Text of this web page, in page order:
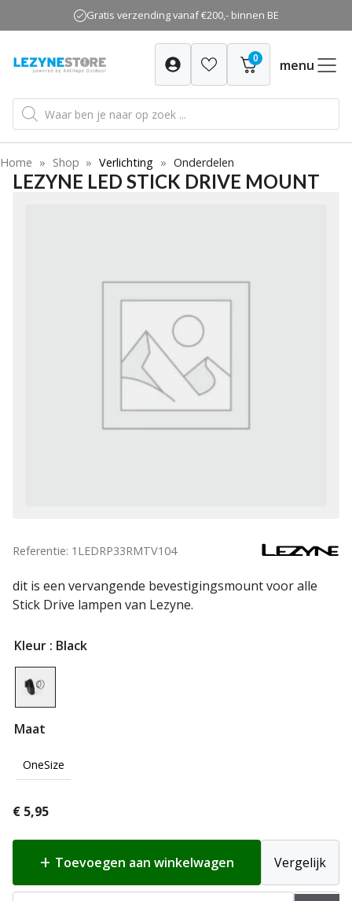
naar
inhoud
Gratis verzending vanaf €200,- binnen BE
0 menu
Producten
zoeken
Home » Shop » Verlichting » Onderdelen
LEZYNE LED STICK DRIVE MOUNT
Referentie: 1LEDRP33RMTV104
dit is een vervangende bevestigingsmount voor alle
Stick Drive lampen van Lezyne.
Kleur : Black
Maat
OneSize
€ 5,95
Toevoegen aan winkelwagen Vergelijk